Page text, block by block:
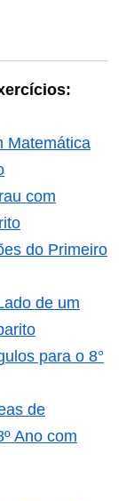
Matemática
com
do Primeiro
de um
para o 8°
de
Ano com